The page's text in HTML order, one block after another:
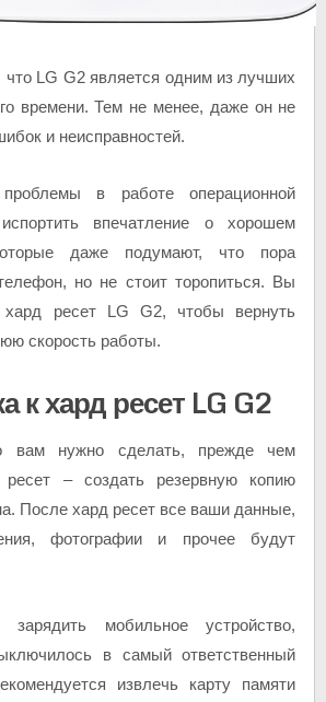
LG G2 является одним из лучших
времени. Тем не менее, даже он не
и неисправностей.
в работе операционной
впечатление о хорошем
даже подумают, что пора
но не стоит торопиться. Вы
хард ресет LG G2, чтобы вернуть
скорость работы.
к хард ресет LG G2
вам нужно сделать, прежде чем
ресет – создать резервную копию
После хард ресет все ваши данные,
фотографии и прочее будут
зарядить мобильное устройство,
в самый ответственный
извлечь карту памяти